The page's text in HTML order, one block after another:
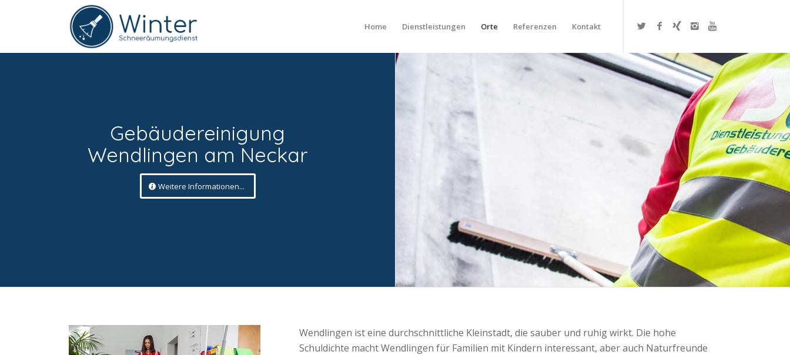
Home Dienstleistungen Orte Referenzen Kontakt
Gebäudereinigung
Wendlingen am Neckar
Weitere Informationen...
Wendlingen ist eine durchschnittliche Kleinstadt, die sauber und ruhig wirkt. Die hohe
Schuldichte macht Wendlingen für Familien mit Kindern interessant, aber auch Naturfreunde